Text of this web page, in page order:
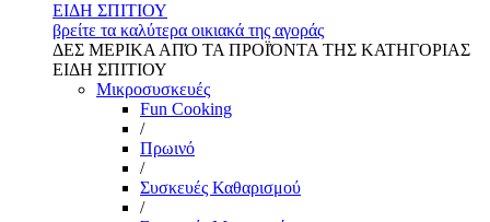
ΕΙΔΗ ΣΠΙΤΙΟΥ
βρείτε τα καλύτερα οικιακά της αγοράς
ΔΕΣ ΜΕΡΙΚΑ ΑΠΌ ΤΑ ΠΡΟΪΌΝΤΑ ΤΗΣ ΚΑΤΗΓΟΡΙΑΣ
ΕΙΔΗ ΣΠΙΤΙΟΥ
Μικροσυσκευές
Fun Cooking
/
Πρωινό
/
Συσκευές Καθαρισμού
/